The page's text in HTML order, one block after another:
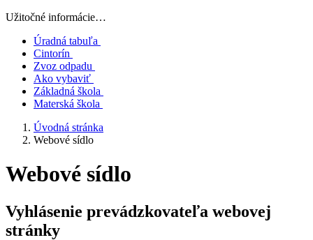
Užitočné informácie…
Úradná tabuľa
Cintorín
Zvoz odpadu
Ako vybaviť
Základná škola
Materská škola
Úvodná stránka
Webové sídlo
Webové sídlo
Vyhlásenie prevádzkovateľa webovej
stránky